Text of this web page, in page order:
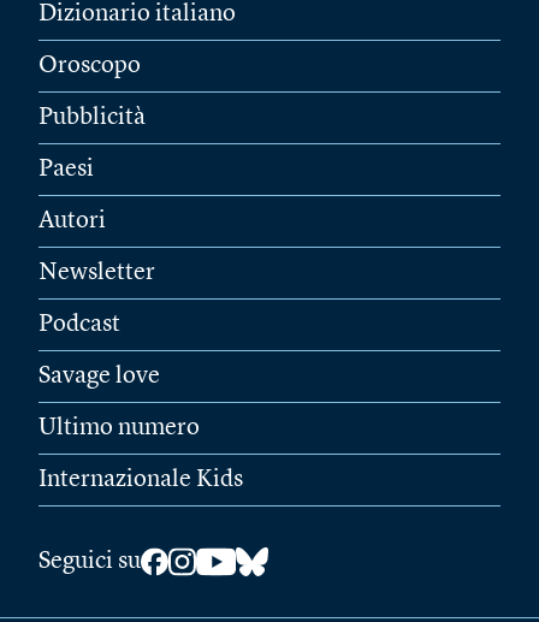
Dizionario italiano
Oroscopo
Pubblicità
Paesi
Autori
Newsletter
Podcast
Savage love
Ultimo numero
Internazionale Kids
Seguici su